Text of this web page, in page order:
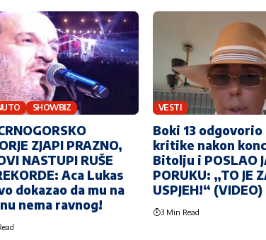
SHOWBIZ
ZJAPI PRAZNO,
NASTUPI RUŠE
Aca Lukas
dokazao da mu na
nema ravnog!
VESTI
Boki 13 odgovorio
kritike nakon
Bitolju i POSLAO
PORUKU: „TO JE
USPJEH!“ (VIDEO)
3 Min Read